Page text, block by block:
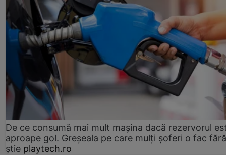
De ce consumă mai mult mașina dacă rezervorul
aproape gol. Greșeala pe care mulți șoferi o fac
știe playtech.ro